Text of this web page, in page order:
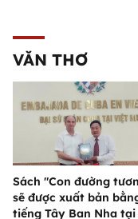
VĂN THƠ
Sách "Con đường
sẽ được xuất bản
tiếng Tây Ban Nha tại